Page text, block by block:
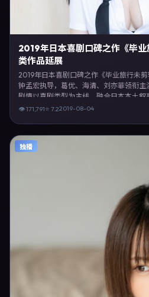
2019年日本喜剧口碑之作《毕
类作品延展
2019年日本喜剧口碑之作《毕业旅行未
钟孟宏执导，葛优、海清、刘亦菲领衔主
剧情以喜剧类型为主线，融合日本本土
电影 日本 钟孟宏 葛优」等关键词的观众
👁171,791⭐ 7.22019-08-04
独播